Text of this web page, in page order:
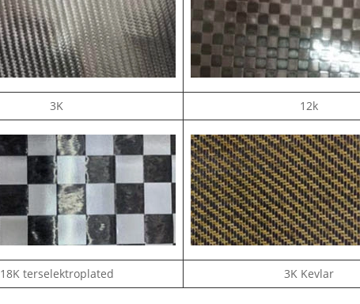
3K 12k
18K terselektroplated 3K Kevlar